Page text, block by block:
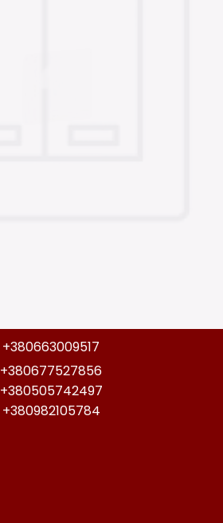
+380677527856
+380505742497
+380982105784
+380663009517